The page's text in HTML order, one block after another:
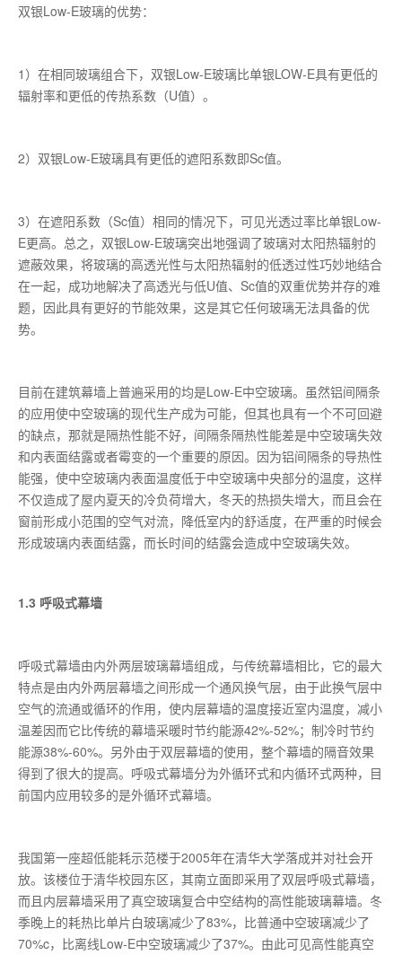
双银Low-E玻璃的优势：
1）在相同玻璃组合下，双银Low-E玻璃比单银LOW-E具有更低的
辐射率和更低的传热系数（U值）。
2）双银Low-E玻璃具有更低的遮阳系数即Sc值。
3）在遮阳系数（Sc值）相同的情况下，可见光透过率比单银Low-
E更高。总之，双银Low-E玻璃突出地强调了玻璃对太阳热辐射的
遮蔽效果，将玻璃的高透光性与太阳热辐射的低透过性巧妙地结合
在一起，成功地解决了高透光与低U值、Sc值的双重优势并存的难
题，因此具有更好的节能效果，这是其它任何玻璃无法具备的优
势。
目前在建筑幕墙上普遍采用的均是Low-E中空玻璃。虽然铝间隔条
的应用使中空玻璃的现代生产成为可能，但其也具有一个不可回避
的缺点，那就是隔热性能不好，间隔条隔热性能差是中空玻璃失效
和内表面结露或者霉变的一个重要的原因。因为铝间隔条的导热性
能强，使中空玻璃内表面温度低于中空玻璃中央部分的温度，这样
不仅造成了屋内夏天的冷负荷增大，冬天的热损失增大，而且会在
窗前形成小范围的空气对流，降低室内的舒适度，在严重的时候会
形成玻璃内表面结露，而长时间的结露会造成中空玻璃失效。
1.3 呼吸式幕墙
呼吸式幕墙由内外两层玻璃幕墙组成，与传统幕墙相比，它的最大
特点是由内外两层幕墙之间形成一个通风换气层，由于此换气层中
空气的流通或循环的作用，使内层幕墙的温度接近室内温度，减小
温差因而它比传统的幕墙采暖时节约能源42%-52%；制冷时节约
能源38%-60%。另外由于双层幕墙的使用，整个幕墙的隔音效果
得到了很大的提高。呼吸式幕墙分为外循环式和内循环式两种，目
前国内应用较多的是外循环式幕墙。
我国第一座超低能耗示范楼于2005年在清华大学落成并对社会开
放。该楼位于清华校园东区，其南立面即采用了双层呼吸式幕墙，
而且内层幕墙采用了真空玻璃复合中空结构的高性能玻璃幕墙。冬
季晚上的耗热比单片白玻璃减少了83%，比普通中空玻璃减少了
70%c，比离线Low-E中空玻璃减少了37%。由此可见高性能真空